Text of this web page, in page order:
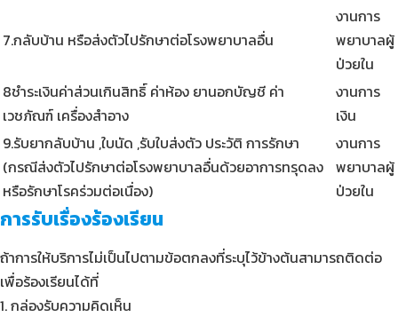
7.กลับบ้าน หรือส่งตัวไปรักษาต่อโรงพยาบาลอื่น
งานการ
พยาบาลผู้
ป่วยใน
8ชำระเงินค่าส่วนเกินสิทธิ์ ค่าห้อง ยานอกบัญชี ค่า
เวชภัณฑ์ เครื่องสำอาง
งานการ
เงิน
9.รับยากลับบ้าน ,ใบนัด ,รับใบส่งตัว ประวัติ การรักษา
(กรณีส่งตัวไปรักษาต่อโรงพยาบาลอื่นด้วยอาการทรุดลง
หรือรักษาโรคร่วมต่อเนื่อง)
งานการ
พยาบาลผู้
ป่วยใน
การรับเรื่องร้องเรียน
ถ้าการให้บริการไม่เป็นไปตามข้อตกลงที่ระบุไว้ข้างต้นสามารถติดต่อ
เพื่อร้องเรียนได้ที่
1. กล่องรับความคิดเห็น